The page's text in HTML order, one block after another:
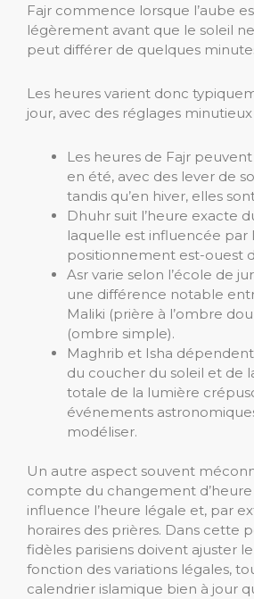
Fajr commence lorsque l’aube
légèrement avant que le soleil
peut différer de quelques
Les heures varient donc
jour, avec des réglages minutieux
Les heures de Fajr
en été, avec des lever de
tandis qu’en hiver, elles
Dhuhr suit l’heure exacte
laquelle est influencée par
positionnement est-ouest
Asr varie selon l’école de
une différence notable
Maliki (prière à l’ombre
(ombre simple).
Maghrib et Isha
du coucher du soleil et de
totale de la lumière
événements
modéliser.
Un autre aspect souvent
compte du changement d’heure
influence l’heure légale et, par
horaires des prières. Dans cette
fidèles parisiens doivent ajuster
fonction des variations légales,
calendrier islamique bien à jour